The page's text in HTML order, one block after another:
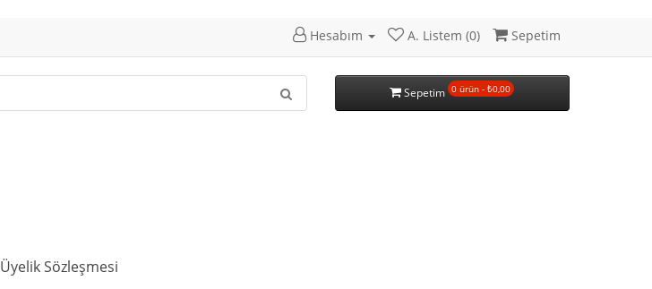
Hesabım A. Listem (0) Sepetim
Sepetim 0 ürün - ₺0,00
Üyelik Sözleşmesi